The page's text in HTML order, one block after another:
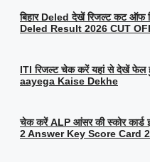
बिहार Deled देखें रिजल्ट कट ऑफ
Deled Result 2026 CUT
ITI रिजल्ट चेक करें यहां से देखें फेल
aayega Kaise Dekhe
चेक करें ALP आंसर की स्कोर
2 Answer Key Score Card